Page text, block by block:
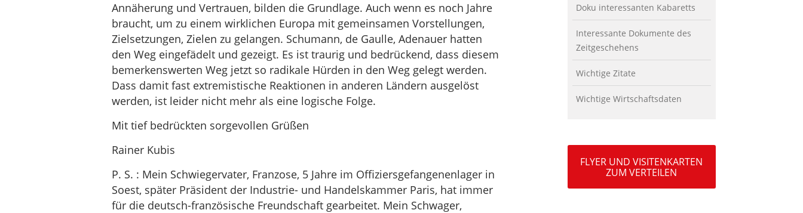
Annäherung und Vertrauen, bilden die Grundlage. Auch wenn es noch Jahre
braucht, um zu einem wirklichen Europa mit gemeinsamen Vorstellungen,
Zielsetzungen, Zielen zu gelangen. Schumann, de Gaulle, Adenauer hatten
den Weg eingefädelt und gezeigt. Es ist traurig und bedrückend, dass diesem
bemerkenswerten Weg jetzt so radikale Hürden in den Weg gelegt werden.
Dass damit fast extremistische Reaktionen in anderen Ländern ausgelöst
werden, ist leider nicht mehr als eine logische Folge.
Mit tief bedrückten sorgevollen Grüßen
Rainer Kubis
P. S. : Mein Schwiegervater, Franzose, 5 Jahre im Offiziersgefangenenlager in
Soest, später Präsident der Industrie- und Handelskammer Paris, hat immer
für die deutsch-französische Freundschaft gearbeitet. Mein Schwager,
Doku interessanten Kabaretts
Interessante Dokumente des
Zeitgeschehens
Wichtige Zitate
Wichtige Wirtschaftsdaten
FLYER UND VISITENKARTEN
ZUM VERTEILEN